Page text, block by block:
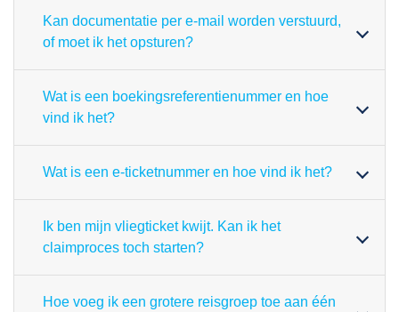
Kan documentatie per e-mail worden verstuurd,
of moet ik het opsturen?
Wat is een boekingsreferentienummer en hoe
vind ik het?
Wat is een e-ticketnummer en hoe vind ik het?
Ik ben mijn vliegticket kwijt. Kan ik het
claimproces toch starten?
Hoe voeg ik een grotere reisgroep toe aan één